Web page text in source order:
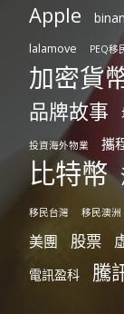
Apple
lalamove PEQ移
加密貨
品牌故事
投資海外物業 攜
比特幣
移民台灣 移民澳洲
美團 股票
電訊盈科 騰